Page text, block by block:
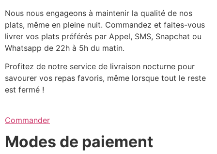
Nous nous engageons à maintenir la qualité de nos
plats, même en pleine nuit. Commandez et faites-vous
livrer vos plats préférés par Appel, SMS, Snapchat ou
Whatsapp de 22h à 5h du matin.
Profitez de notre service de livraison nocturne pour
savourer vos repas favoris, même lorsque tout le reste
est fermé !
Commander
Modes de paiement